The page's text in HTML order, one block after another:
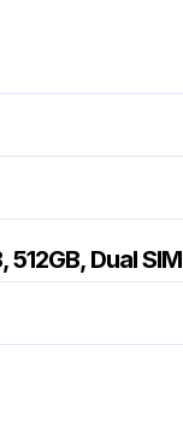
512GB, Dual SIM